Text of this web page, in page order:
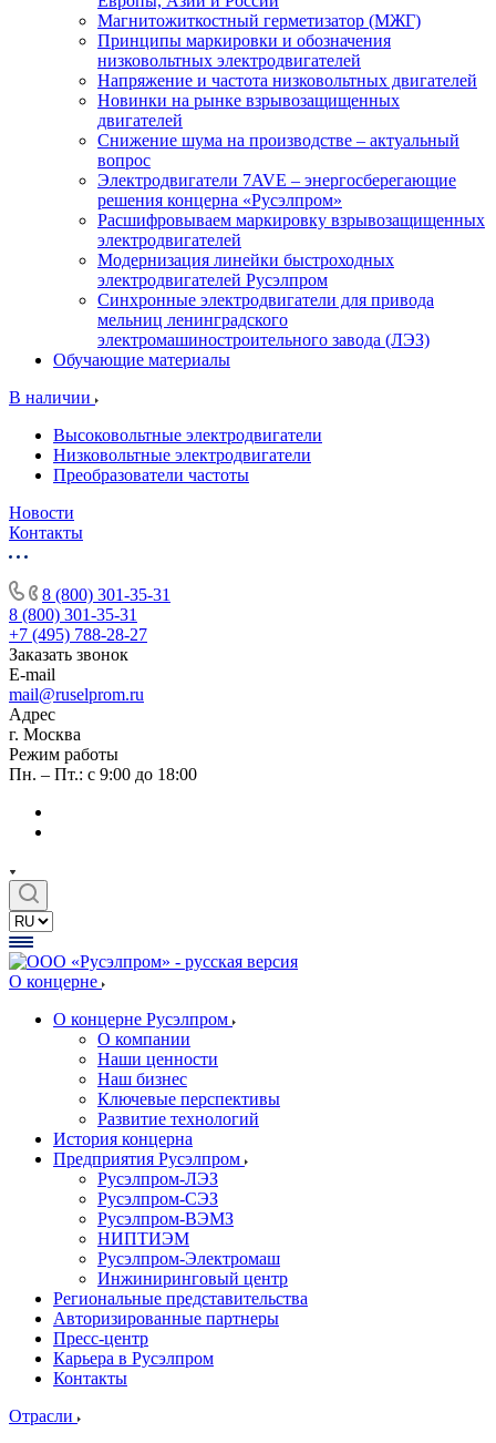
Магнитожиткостный герметизатор (МЖГ)
Принципы маркировки и обозначения
низковольтных электродвигателей
Напряжение и частота низковольтных двигателей
Новинки на рынке взрывозащищенных
двигателей
Снижение шума на производстве – актуальный
вопрос
Электродвигатели 7AVE – энергосберегающие
решения концерна «Русэлпром»
Расшифровываем маркировку взрывозащищенных
электродвигателей
Модернизация линейки быстроходных
электродвигателей Русэлпром
Синхронные электродвигатели для привода
мельниц ленинградского
электромашиностроительного завода (ЛЭЗ)
Обучающие материалы
В наличии
Высоковольтные электродвигатели
Низковольтные электродвигатели
Преобразователи частоты
Новости
Контакты
8 (800) 301-35-31
8 (800) 301-35-31
+7 (495) 788-28-27
Заказать звонок
E-mail
mail@ruselprom.ru
Адрес
г. Москва
Режим работы
Пн. – Пт.: с 9:00 до 18:00
О концерне
О концерне Русэлпром
О компании
Наши ценности
Наш бизнес
Ключевые перспективы
Развитие технологий
История концерна
Предприятия Русэлпром
Русэлпром-ЛЭЗ
Русэлпром-СЭЗ
Русэлпром-ВЭМЗ
НИПТИЭМ
Русэлпром-Электромаш
Инжиниринговый центр
Региональные представительства
Авторизированные партнеры
Пресс-центр
Карьера в Русэлпром
Контакты
Отрасли